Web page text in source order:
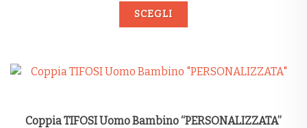
SCEGLI
Coppia TIFOSI Uomo Bambino “PERSONALIZZATA”